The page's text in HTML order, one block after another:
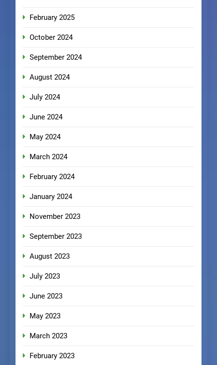
February 2025
October 2024
September 2024
August 2024
July 2024
June 2024
May 2024
March 2024
February 2024
January 2024
November 2023
September 2023
August 2023
July 2023
June 2023
May 2023
March 2023
February 2023